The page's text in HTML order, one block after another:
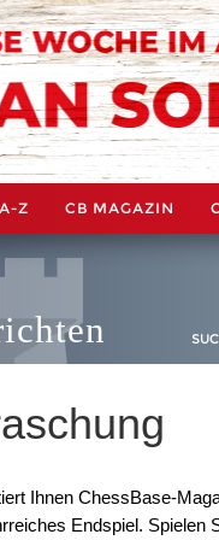
Z CB MAGAZIN
Ihnen ChessBase-
Endspiel. Spielen